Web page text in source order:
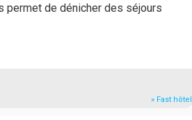
permet de dénicher des séjours
» Fast hôtel